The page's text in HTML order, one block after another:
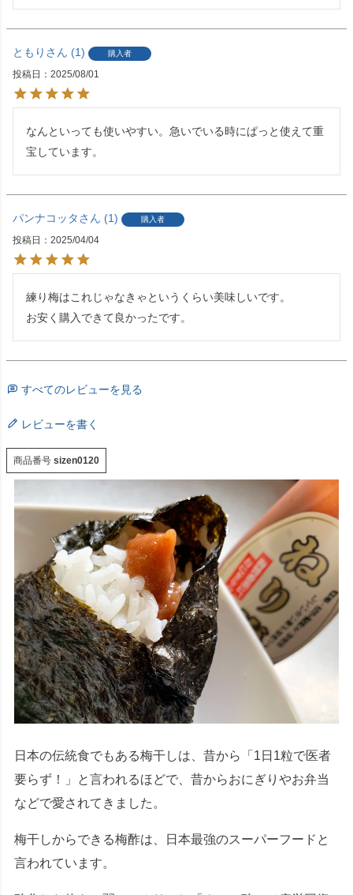
ともり 1 購入者
投稿日 2025/08/01
なんといっても使いやすい。急いでいる時にぱっと使えて重
パンナコッタ 1 購入者
投稿日 2025/04/04
練り梅はこれじゃなきゃというくらい美味しいです。
お安く購入できて良かったです。
すべてのレビューを見る
レビューを書く
商品番号 sizen0120
日本の伝統食でもある梅干しは、昔から「1日1粒で医者
要らず！」と言われるほどで、昔からおにぎりやお弁当
などで愛されてきました。
梅干しからできる梅酢は、日本最強のスーパーフードと
言われています。